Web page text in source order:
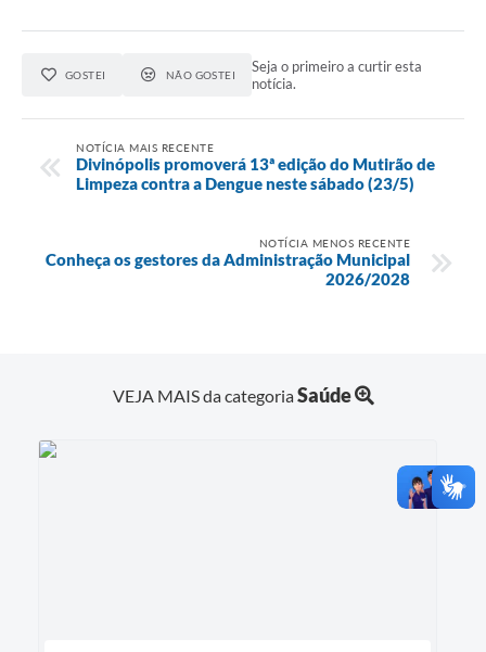
GOSTEI NÃO GOSTEI
Seja o primeiro a curtir esta
notícia.
NOTÍCIA MAIS RECENTE
Divinópolis promoverá 13ª edição do Mutirão de
Limpeza contra a Dengue neste sábado (23/5)
NOTÍCIA MENOS RECENTE
Conheça os gestores da Administração Municipal
2026/2028
VEJA MAIS da categoriaSaúde